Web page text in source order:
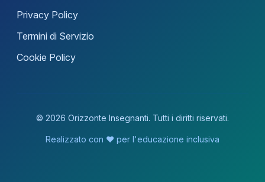
Privacy Policy
Termini di Servizio
Cookie Policy
© 2026 Orizzonte Insegnanti. Tutti i diritti riservati.
Realizzato con ❤️ per l'educazione inclusiva